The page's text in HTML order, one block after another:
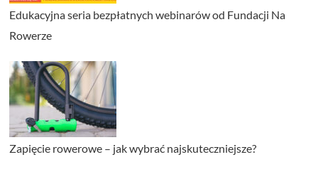
Edukacyjna seria bezpłatnych webinarów od Fundacji Na
Rowerze
Zapięcie rowerowe – jak wybrać najskuteczniejsze?